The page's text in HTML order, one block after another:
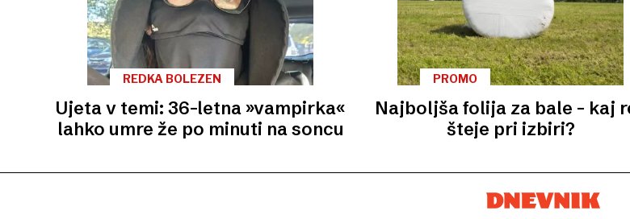
REDKA BOLEZEN
Ujeta v temi: 36-letna »vampirka«
lahko umre že po minuti na soncu
PROMO
Najboljša folija za bale – kaj
šteje pri izbiri?